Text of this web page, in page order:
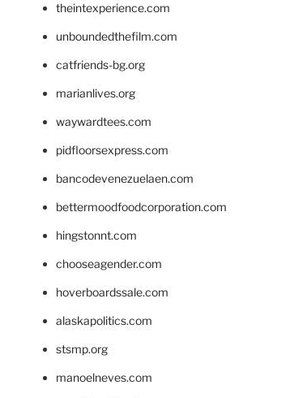
theintexperience.com
unboundedthefilm.com
catfriends-bg.org
marianlives.org
waywardtees.com
pidfloorsexpress.com
bancodevenezuelaen.com
bettermoodfoodcorporation.com
hingstonnt.com
chooseagender.com
hoverboardssale.com
alaskapolitics.com
stsmp.org
manoelneves.com